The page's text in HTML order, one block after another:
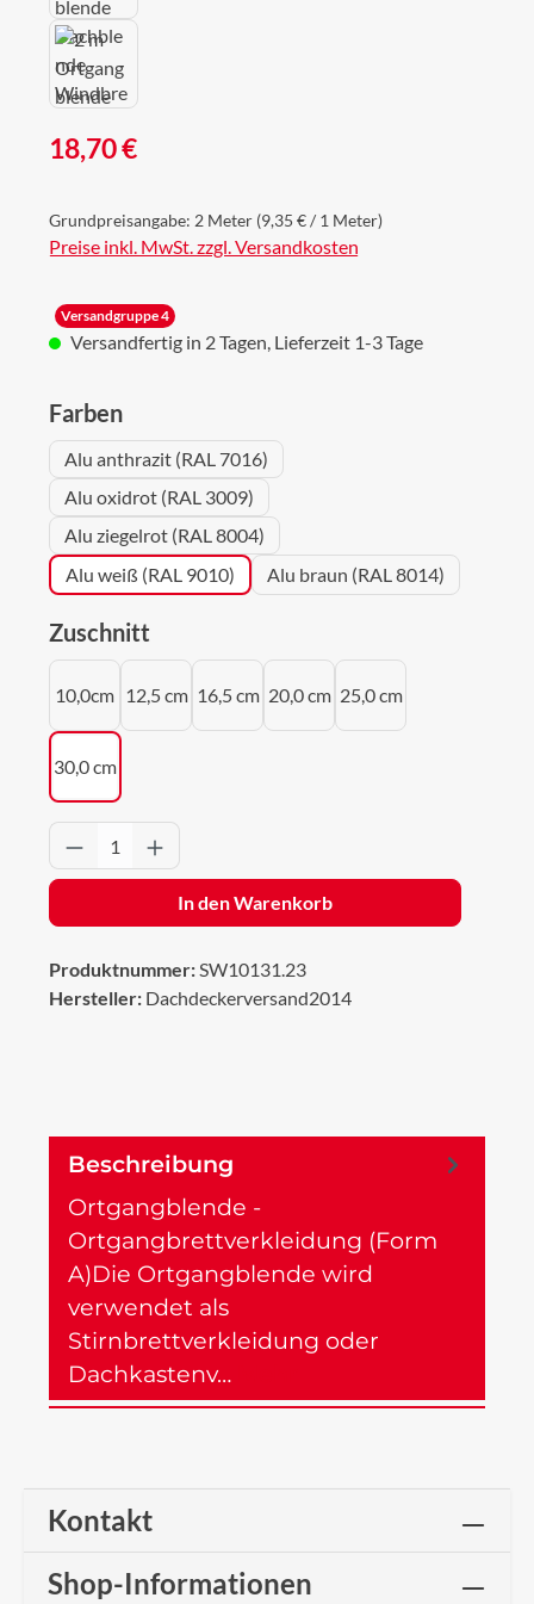
Regulärer Preis:
18,70 €
Grundpreisangabe: 2 Meter (9,35 € / 1 Meter)
Preise inkl. MwSt. zzgl. Versandkosten
Versandgruppe 4
Versandfertig in 2 Tagen, Lieferzeit 1-3 Tage
Farbenauswählen
Alu anthrazit (RAL 7016)
Alu oxidrot (RAL 3009)
Alu ziegelrot (RAL 8004)
Alu weiß (RAL 9010)
Alu braun (RAL 8014)
Zuschnitt
10,0cm 12,5 cm 16,5 cm 20,0 cm 25,0 cm
30,0 cm
Produkt Anzahl: Gib den gewünschten
In den Warenkorb
Produktnummer:SW10131.23
Hersteller: Dachdeckerversand2014
Beschreibung
Ortgangblende -
Ortgangbrettverkleidung (Form
A)Die Ortgangblende wird
verwendet als
Stirnbrettverkleidung oder
Dachkastenv…
Kontakt
Shop-Informationen